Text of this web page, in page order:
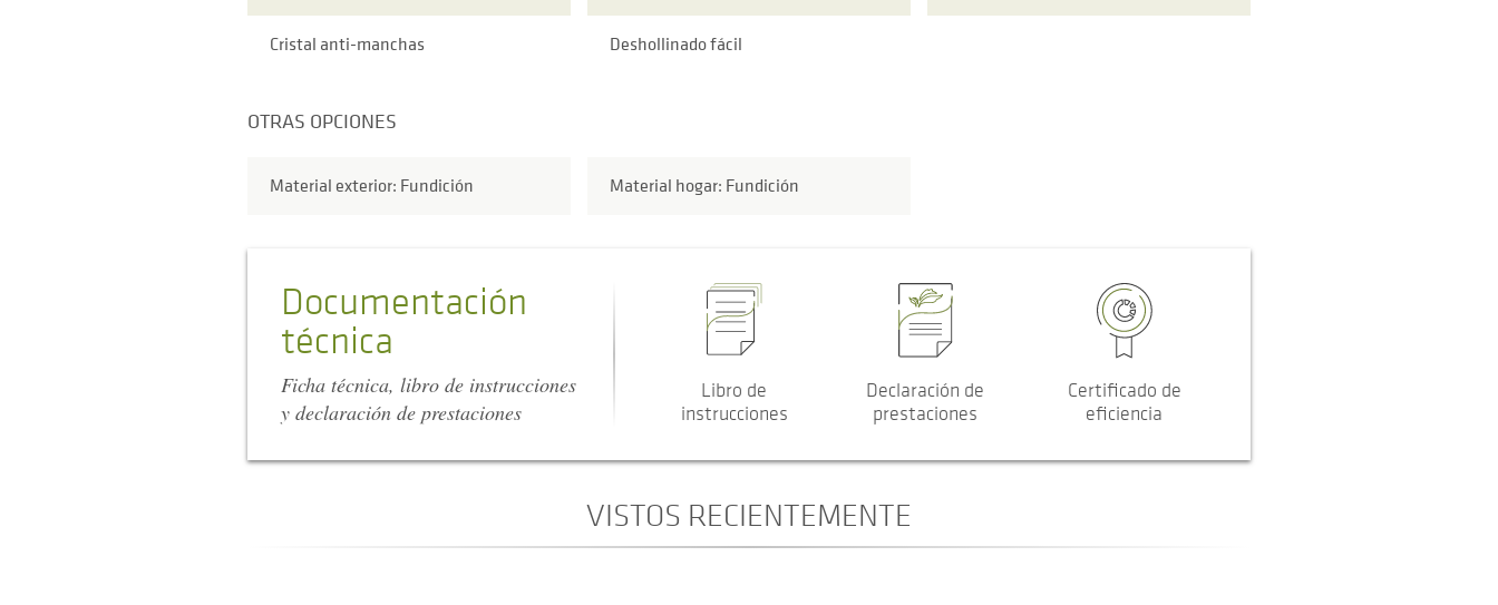
Cristal anti-manchas Deshollinado fácil
OTRAS OPCIONES
Material exterior: Fundición Material hogar: Fundición
Documentación
técnica
Ficha técnica, libro de instrucciones
y declaración de prestaciones
Libro de
instrucciones
Declaración de
prestaciones
Certificado de
eficiencia
VISTOS RECIENTEMENTE